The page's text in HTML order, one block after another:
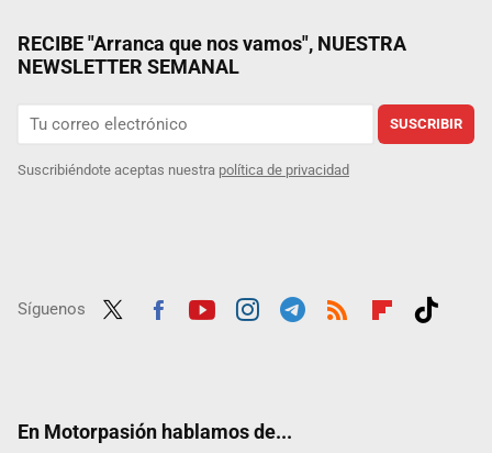
RECIBE "Arranca que nos vamos", NUESTRA
NEWSLETTER SEMANAL
SUSCRIBIR
Suscribiéndote aceptas nuestra política de privacidad
Síguenos
En Motorpasión hablamos de...